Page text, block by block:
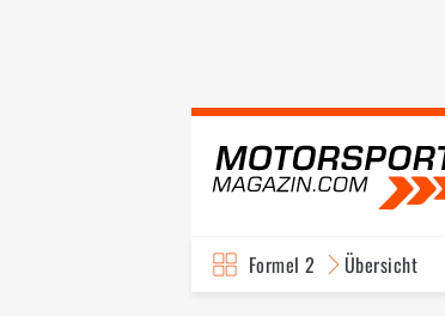
Formel 2 Übersicht